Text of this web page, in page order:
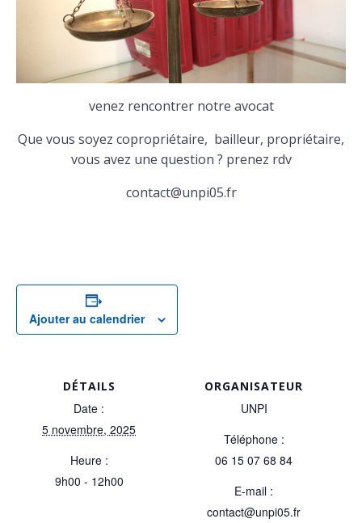
venez rencontrer notre avocat
Que vous soyez copropriétaire, bailleur, propriétaire,
vous avez une question ? prenez rdv
contact@unpi05.fr
Ajouter au calendrier
DÉTAILS
Date :
5 novembre, 2025
Heure :
9h00 - 12h00
ORGANISATEUR
UNPI
Téléphone :
06 15 07 68 84
E-mail :
contact@unpi05.fr